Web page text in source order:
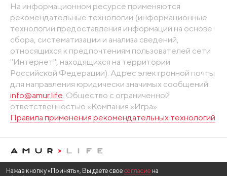
На информационном ресурсе применяются
рекомендательные технологии (информационные
технологии предоставления информации на основе
сбора, систематизации и анализа сведений,
относящихся к предпочтениям пользователей сети
"Интернет", находящихся на территории
Российской Федерации). Адрес электронной почты
для направления юридически значимых сообщений:
info@amur.life . Общество с ограниченной
ответственностью «Компания «Игра».
Правила применения рекомендательных технологий
Нажав кнопку «Принять», Вы даете свое согласие на